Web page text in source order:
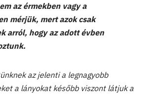
az érmekben vagy a
mérjük, mert azok csak
arról, hogy az adott évben
az jelenti a legnagyobb
a lányokat később viszont látjuk a